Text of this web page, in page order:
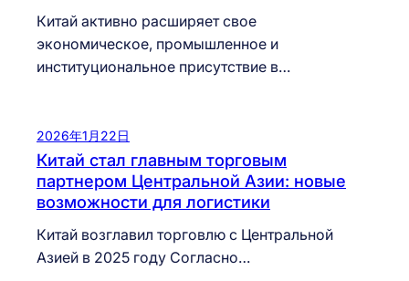
Китай активно расширяет свое
экономическое, промышленное и
институциональное присутствие в…
2026年1月22日
Китай стал главным торговым
партнером Центральной Азии: новые
возможности для логистики
Китай возглавил торговлю с Центральной
Азией в 2025 году Согласно…